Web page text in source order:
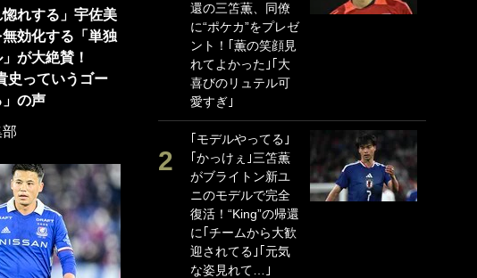
惚れする」宇佐美
効化する「単独
が大絶賛！
史っていうゴー
の声
還の三笘薫、同僚
に“ポケカ”をプレゼ
ント！｢薫の笑顔見
れてよかった｣｢大
喜びのリュテル可
愛すぎ｣
｢モデルやってる｣
｢かっけぇ｣三笘薫
がブライトン新ユ
ニのモデルで完全
復活！“King”の帰還
に｢チームから大歓
迎されてる｣｢元気
な姿見れて…｣